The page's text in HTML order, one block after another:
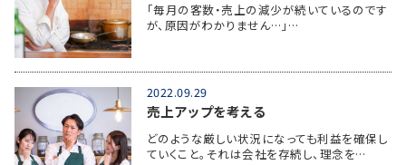
「毎月の客数・売上の減少が続いているのです
が、原因がわかりません…」…
2022.09.29
売上アップを考える
どのような厳しい状況になっても利益を確保し
ていくこと。それは会社を存続し、理念を…